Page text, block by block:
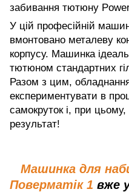
забивання тютюну
У цій професійній
вмонтовано металеву
корпусу. Машинка
тютюном стандартних
Разом з цим,
експериментувати в
самокруток і, при
результат!
Машинка для
Поверматік 1 вже